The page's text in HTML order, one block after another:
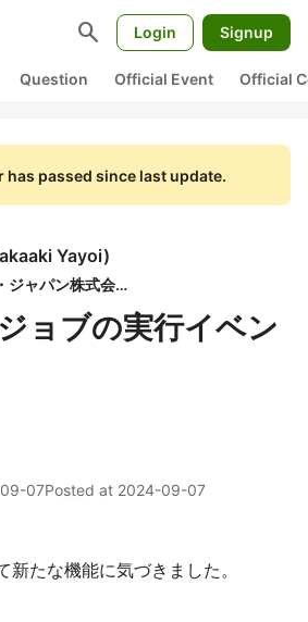
search Login Signup
Question Official Event Official
has passed since last update.
Yayoi)
データブリックス・ジャパン株式会社
ョブの実行イベン
07Posted at 2024-09-07
新たな機能に気づきました。